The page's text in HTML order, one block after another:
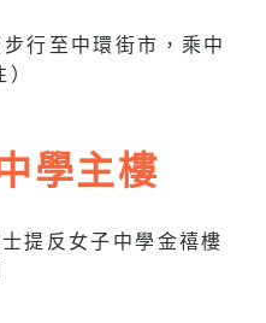
行至中環街市，乘中
學主樓
提反女子中學金禧樓